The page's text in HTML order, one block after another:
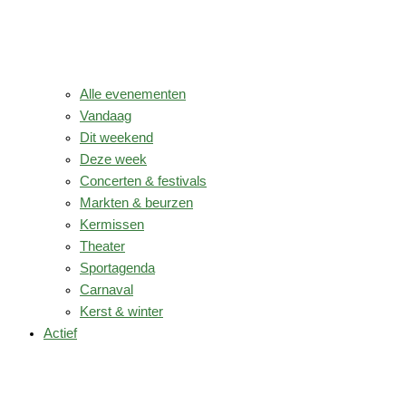
Alle evenementen
Vandaag
Dit weekend
Deze week
Concerten & festivals
Markten & beurzen
Kermissen
Theater
Sportagenda
Carnaval
Kerst & winter
Actief